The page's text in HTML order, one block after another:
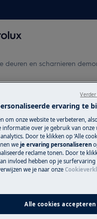
deuren en scharnieren
ervaring te
om onze website te verbeteren,
over je gebruik van onze
Door te klikken op ‘Alle
weje ervaring personaliseren
reclame tonen. Door te
invloed hebben op je
we je naar onze
Alle cookies accepteren